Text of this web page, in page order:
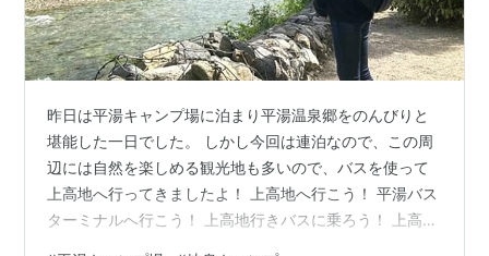
昨日は平湯キャンプ場に泊まり平湯温泉郷をのんびりと
堪能した一日でした。 しかし今回は連泊なので、この周
辺には自然を楽しめる観光地も多いので、バスを使って
上高地へ行ってきましたよ！ 上高地へ行こう！ 平湯バス
ターミナルへ行こう！ 上高地行きバスに乗ろう！ 上高地